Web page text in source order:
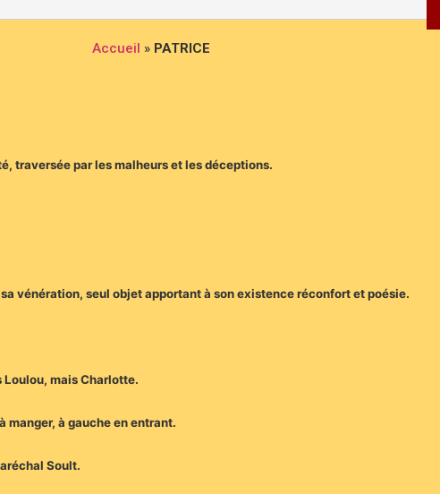
Accueil » PATRICE
traversée par les malheurs et les déceptions.
vénération, seul objet apportant à son existence réconfort et poésie.
Loulou, mais Charlotte.
manger, à gauche en entrant.
Soult.